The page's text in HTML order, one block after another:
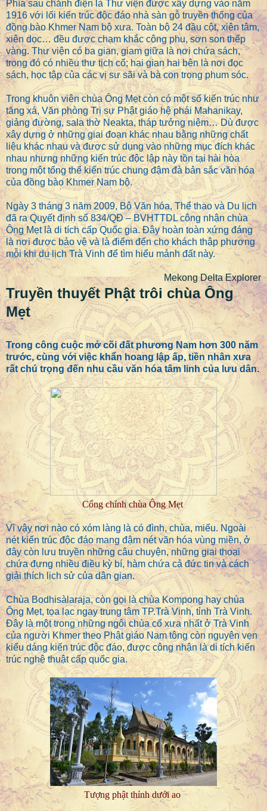
Phía sau chánh điện là Thư viện được xây dựng vào năm
1916 với lối kiến trúc độc đáo nhà sàn gỗ truyền thống của
đồng bào Khmer Nam bộ xưa. Toàn bộ 24 đầu cột, xiên tâm,
xiên dọc… đều được chạm khắc công phu, sơn son thếp
vàng. Thư viện có ba gian, giam giữa là nơi chứa sách,
trong đó có nhiều thư tịch cổ; hai gian hai bên là nơi đọc
sách, học tập của các vị sư sãi và bà con trong phum sóc.
Trong khuôn viên chùa Ông Mẹt còn có một số kiến trúc như
tăng xá, Văn phòng Trị sự Phật giáo hệ phái Mahanikay,
giảng đường, sala thờ Neakta, tháp tưởng niệm… Dù được
xây dựng ở những giai đoạn khác nhau bằng những chất
liệu khác nhau và được sử dụng vào những mục đích khác
nhau nhưng những kiến trúc độc lập này tồn tại hài hòa
trong một tổng thể kiến trúc chung đậm đà bản sắc văn hóa
của đồng bào Khmer Nam bộ.
Ngày 3 tháng 3 năm 2009, Bộ Văn hóa, Thể thao và Du lịch
đã ra Quyết định số 834/QĐ – BVHTTDL công nhận chùa
Ông Mẹt là di tích cấp Quốc gia. Đây hoàn toàn xứng đáng
là nơi được bảo vệ và là điểm đến cho khách thập phương
mỗi khi du lịch Trà Vinh để tìm hiểu mảnh đất này.
Mekong Delta Explorer
Truyền thuyết Phật trôi chùa Ông
Mẹt
Trong công cuộc mở cõi đất phương Nam hơn 300 năm
trước, cùng với việc khẩn hoang lập ấp, tiền nhân xưa
rất chú trọng đến nhu cầu văn hóa tâm linh của lưu dân.
Cổng chính chùa Ông Mẹt
Vì vậy nơi nào có xóm làng là có đình, chùa, miếu. Ngoài
nét kiến trúc độc đáo mang đậm nét văn hóa vùng miền, ở
đây còn lưu truyền những câu chuyện, những giai thoại
chứa đựng nhiều điều kỳ bí, hàm chứa cả đức tin và cách
giải thích lịch sử của dân gian.
Chùa Bodhisàlaraja, còn gọi là chùa Kompong hay chùa
Ông Mẹt, tọa lạc ngay trung tâm TP.Trà Vinh, tỉnh Trà Vinh.
Đây là một trong những ngôi chùa cổ xưa nhất ở Trà Vinh
của người Khmer theo Phật giáo Nam tông còn nguyên vẹn
kiểu dáng kiến trúc độc đáo, được công nhận là di tích kiến
trúc nghệ thuật cấp quốc gia.
Tượng phật thỉnh dưới ao